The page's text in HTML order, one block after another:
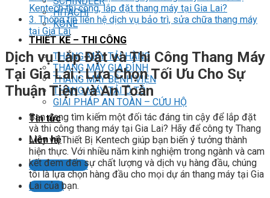
HITACHI
KONE
THIẾT KẾ – THI CÔNG
THANG MÁY TẢI HÀNG
THANG MÁY GIA ĐÌNH
THANG MÁY BỆNH VIỆN
THANG MÁY TẢI Ô TÔ
GIẢI PHÁP AN TOÀN – CỨU HỘ
Tin tức
Liên hệ
Liên hệ tư vấn
LIÊN HỆ
Kentech thi công, lắp đặt thang máy tại Gia Lai?
3. Thông tin liên hệ dịch vụ bảo trì, sửa chữa thang máy
tại Gia Lai
Dịch vụ Lắp Đặt và Thi Công Thang Máy
Tại Gia Lai : Lựa Chọn Tối Ưu Cho Sự
Thuận Tiện và An Toàn
Bạn đang tìm kiếm một đối tác đáng tin cậy để lắp đặt
và thi công thang máy tại Gia Lai? Hãy để công ty Thang
Máy và Thiết Bị Kentech giúp bạn biến ý tưởng thành
hiện thực. Với nhiều năm kinh nghiệm trong ngành và cam
kết đem đến sự chất lượng và dịch vụ hàng đầu, chúng
tôi là lựa chọn hàng đầu cho mọi dự án thang máy tại Gia
Lai của bạn.